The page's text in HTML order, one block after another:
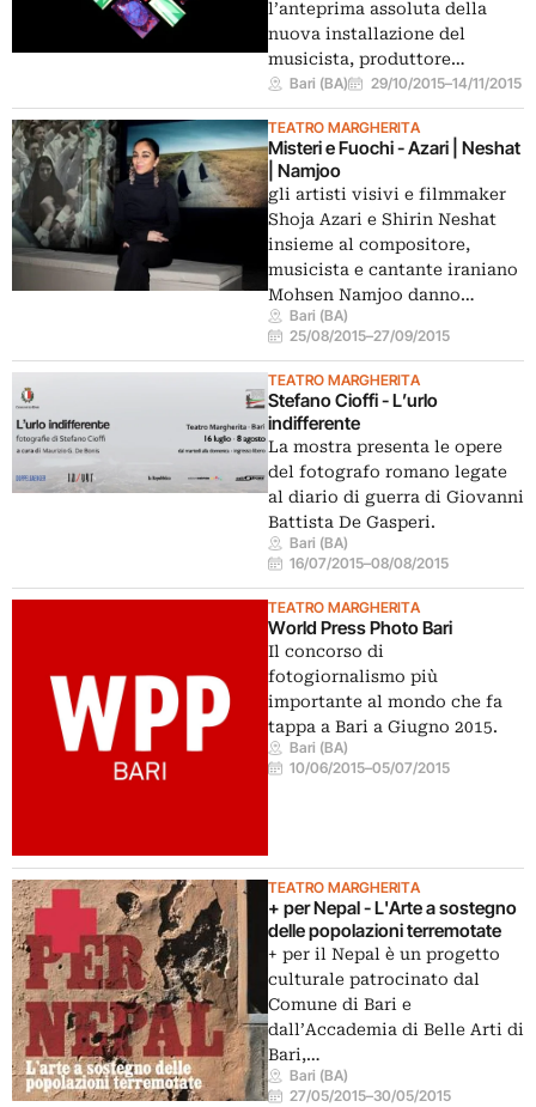
l’anteprima assoluta della
nuova installazione del
musicista, produttore…
Bari (BA) 29/10/2015–14/11/2015
TEATRO MARGHERITA
Misteri e Fuochi - Azari | Neshat
| Namjoo
gli artisti visivi e filmmaker
Shoja Azari e Shirin Neshat
insieme al compositore,
musicista e cantante iraniano
Mohsen Namjoo danno…
Bari (BA)
25/08/2015–27/09/2015
TEATRO MARGHERITA
Stefano Cioffi - L’urlo
indifferente
La mostra presenta le opere
del fotografo romano legate
al diario di guerra di Giovanni
Battista De Gasperi.
Bari (BA)
16/07/2015–08/08/2015
TEATRO MARGHERITA
World Press Photo Bari
Il concorso di
fotogiornalismo più
importante al mondo che fa
tappa a Bari a Giugno 2015.
Bari (BA)
10/06/2015–05/07/2015
TEATRO MARGHERITA
+ per Nepal - L'Arte a sostegno
delle popolazioni terremotate
+ per il Nepal è un progetto
culturale patrocinato dal
Comune di Bari e
dall’Accademia di Belle Arti di
Bari,…
Bari (BA)
27/05/2015–30/05/2015